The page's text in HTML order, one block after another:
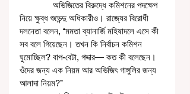
নিয়ে ক্ষুব্ধ শুভেন্দু অধিকারীও। রাজ্যের বিরোধী
দলনেতা বলেন, ‘‘মমতা ব্যানার্জি মহিষাদলে এসে কী
সব বলে গিয়েছেন। তখন কি নির্বাচন কমিশন
ঘুমোচ্ছিল? বাপ-বেটা, গদ্দার— কত কী বলেছেন।
ওঁদের জন্য এক নিয়ম আর অভিজিৎ গাঙ্গুলির জন্য
আলাদা নিয়ম?’’